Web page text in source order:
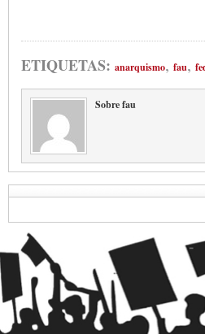
ETIQUETAS: anarquismo, fau,
Sobre fau